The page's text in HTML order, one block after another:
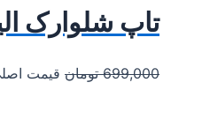
تاپ شلوارک
699,000 تومان قیمت اصلی: 699,000